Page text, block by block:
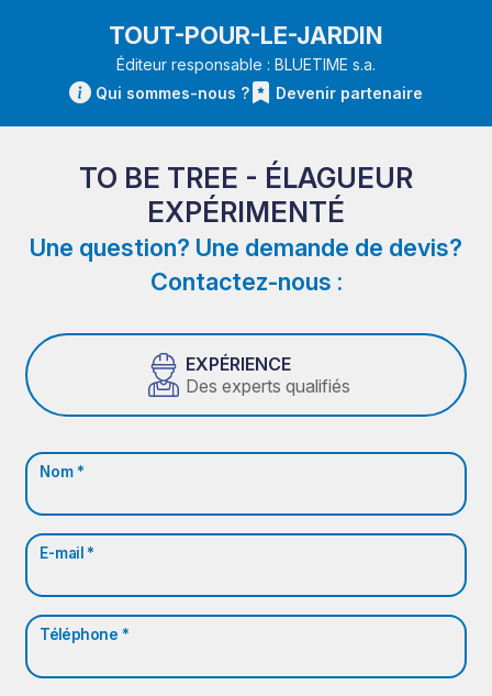
TOUT-POUR-LE-JARDIN
Éditeur responsable : BLUETIME s.a.
Qui sommes-nous ?
Devenir partenaire
TO BE TREE - ÉLAGUEUR
EXPÉRIMENTÉ
Une question? Une demande de devis?
Contactez-nous :
EXPÉRIENCE
Des experts qualifiés
Nom *
E-mail *
Téléphone *